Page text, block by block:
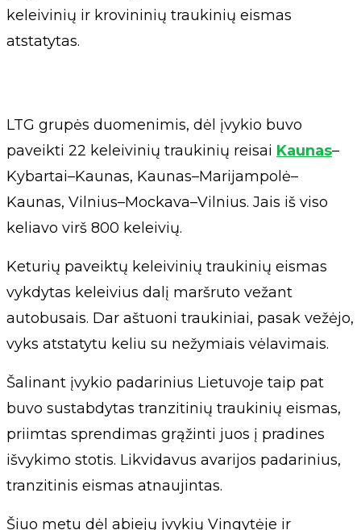
keleivinių ir krovininių traukinių eismas
atstatytas.
LTG grupės duomenimis, dėl įvykio buvo
paveikti 22 keleivinių traukinių reisai Kaunas–
Kybartai–Kaunas, Kaunas–Marijampolė–
Kaunas, Vilnius–Mockava–Vilnius. Jais iš viso
keliavo virš 800 keleivių.
Keturių paveiktų keleivinių traukinių eismas
vykdytas keleivius dalį maršruto vežant
autobusais. Dar aštuoni traukiniai, pasak vežėjo,
vyks atstatytu keliu su nežymiais vėlavimais.
Šalinant įvykio padarinius Lietuvoje taip pat
buvo sustabdytas tranzitinių traukinių eismas,
priimtas sprendimas grąžinti juos į pradines
išvykimo stotis. Likvidavus avarijos padarinius,
tranzitinis eismas atnaujintas.
Šiuo metu dėl abiejų įvykių Vingytėje ir